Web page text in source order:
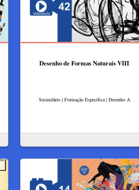
Desenho de Formas Naturais VIII
Secundário | Formação Específica | Desenho A